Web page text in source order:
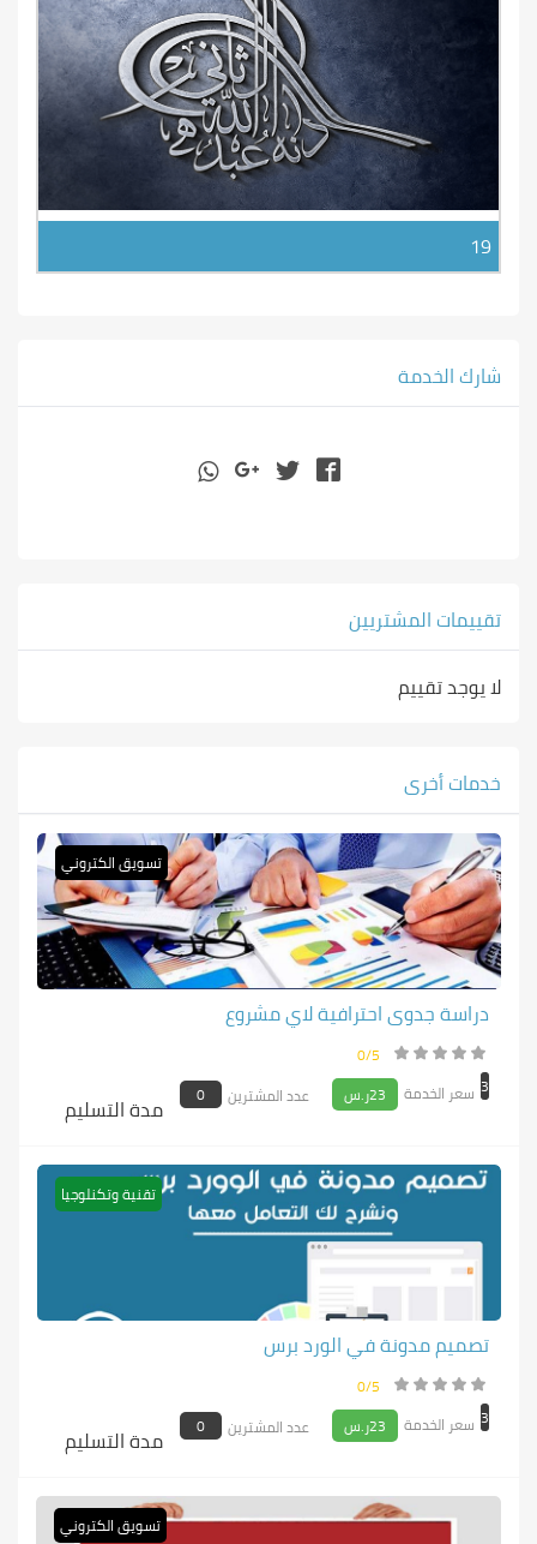
19
شارك الخدمة
تقييمات المشتريين
لا يوجد تقييم
خدمات أخرى
تسويق الكتروني
دراسة جدوى احترافية لاي مشروع
0/5
سعر الخدمة
23ر.س عدد المشترين 0 مدة التسليم
3
تقنية وتكنلوجيا
تصميم مدونة في الورد برس
0/5
سعر الخدمة
23ر.س عدد المشترين 0 مدة التسليم
3
تسويق الكتروني